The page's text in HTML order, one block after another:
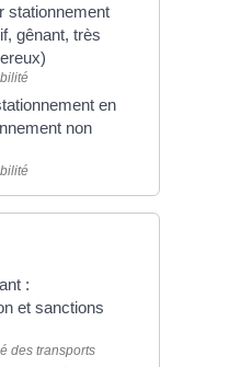
stationnement
gênant, très
en
non
:
et sanctions
des transports